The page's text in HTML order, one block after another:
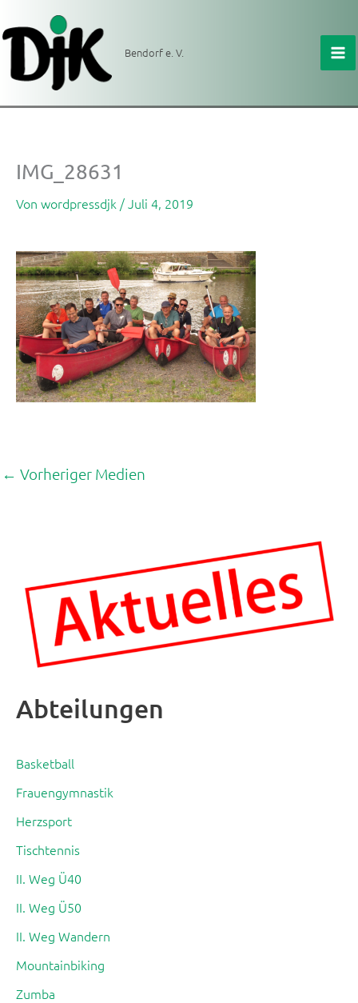
Inhalt
springen
Bendorf e. V.
Abteilungen
Basketball
Frauengymnastik
Herzsport
Tischtennis
II. Weg Ü40
II. Weg Ü50
II. Weg Wandern
Mountainbiking
Zumba
IMG_28631
Von wordpressdjk /Juli 4, 2019
← Vorheriger Medien